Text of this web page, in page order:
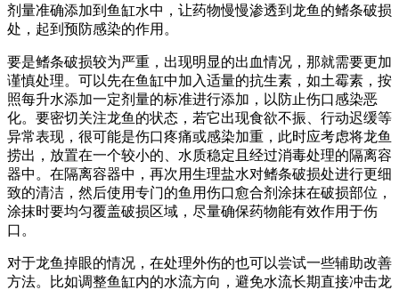
剂量准确添加到鱼缸水中，让药物慢慢渗透到龙鱼的鳍条破损
处，起到预防感染的作用。
要是鳍条破损较为严重，出现明显的出血情况，那就需要更加
谨慎处理。可以先在鱼缸中加入适量的抗生素，如土霉素，按
照每升水添加一定剂量的标准进行添加，以防止伤口感染恶
化。要密切关注龙鱼的状态，若它出现食欲不振、行动迟缓等
异常表现，很可能是伤口疼痛或感染加重，此时应考虑将龙鱼
捞出，放置在一个较小的、水质稳定且经过消毒处理的隔离容
器中。在隔离容器中，再次用生理盐水对鳍条破损处进行更细
致的清洁，然后使用专门的鱼用伤口愈合剂涂抹在破损部位，
涂抹时要均匀覆盖破损区域，尽量确保药物能有效作用于伤
口。
对于龙鱼掉眼的情况，在处理外伤的也可以尝试一些辅助改善
方法。比如调整鱼缸内的水流方向，避免水流长期直接冲击龙